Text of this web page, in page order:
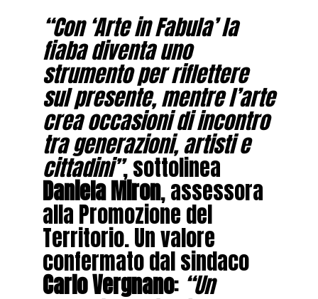
“Con ‘Arte in Fabula’ la
fiaba diventa uno
strumento per riflettere
sul presente, mentre l’arte
crea occasioni di incontro
tra generazioni, artisti e
cittadini”, sottolinea
Daniela Miron, assessora
alla Promozione del
Territorio. Un valore
confermato dal sindaco
Carlo Vergnano: “Un